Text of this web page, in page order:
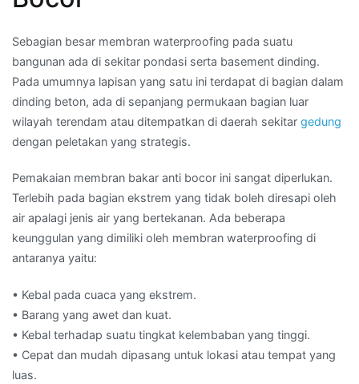
Sebagian besar membran waterproofing pada suatu
bangunan ada di sekitar pondasi serta basement dinding.
Pada umumnya lapisan yang satu ini terdapat di bagian dalam
dinding beton, ada di sepanjang permukaan bagian luar
wilayah terendam atau ditempatkan di daerah sekitar gedung
dengan peletakan yang strategis.
Pemakaian membran bakar anti bocor ini sangat diperlukan.
Terlebih pada bagian ekstrem yang tidak boleh diresapi oleh
air apalagi jenis air yang bertekanan. Ada beberapa
keunggulan yang dimiliki oleh membran waterproofing di
antaranya yaitu:
• Kebal pada cuaca yang ekstrem.
• Barang yang awet dan kuat.
• Kebal terhadap suatu tingkat kelembaban yang tinggi.
• Cepat dan mudah dipasang untuk lokasi atau tempat yang
luas.